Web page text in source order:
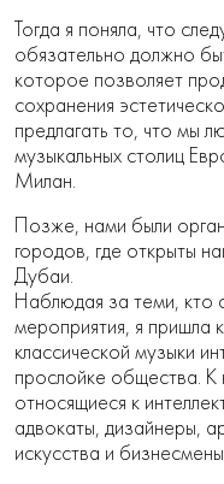
Тогда я поняла, что
обязательно должно
которое позволяет
сохранения
предлагать то, что мы
музыкальных столиц
Милан.
Позже, нами были
городов, где открыты
Дубаи.
Наблюдая за теми, кто
мероприятия, я пришла
классической музыки
прослойке общества. К
относящиеся к
адвокаты, дизайнеры,
искусства и